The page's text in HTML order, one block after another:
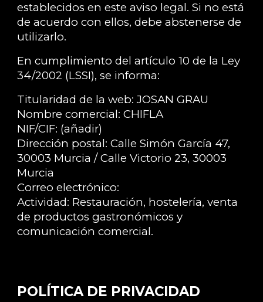
establecidos en este aviso legal. Si no está
de acuerdo con ellos, debe abstenerse de
utilizarlo.
En cumplimiento del artículo 10 de la Ley
34/2002 (LSSI), se informa:
Titularidad de la web: JOSAN GRAU
Nombre comercial: CHIFLA
NIF/CIF: (añadir)
Dirección postal: Calle Simón García 47,
30003 Murcia / Calle Victorio 23, 30003
Murcia
Correo electrónico:
Actividad: Restauración, hostelería, venta
de productos gastronómicos y
comunicación comercial.
POLÍTICA DE PRIVACIDAD